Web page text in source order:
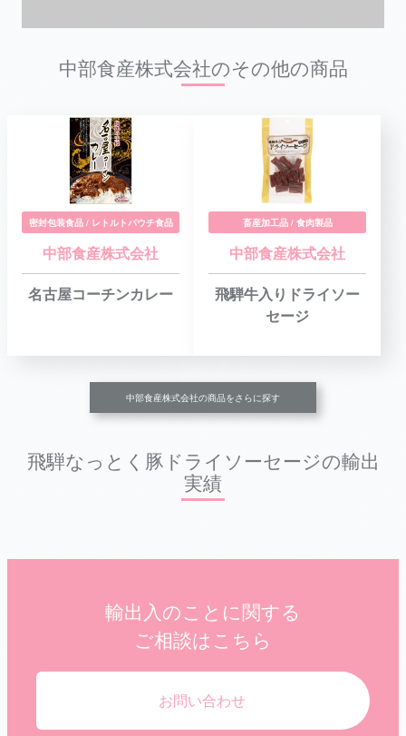
中部食産株式会社のその他の商品
密封包装食品 / レトルトパウチ食品
中部食産株式会社
名古屋コーチンカレー
畜産加工品 / 食肉製品
中部食産株式会社
飛騨牛入りドライソー
セージ
中部食産株式会社の商品をさらに探す
飛騨なっとく豚ドライソーセージの輸出
実績
輸出入のことに関する
ご相談はこちら
お問い合わせ